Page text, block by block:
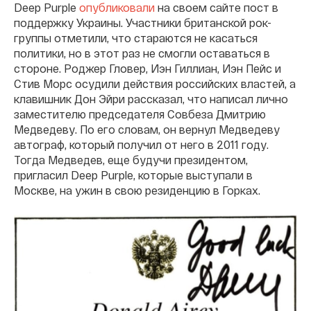
Deep Purple опубликовали на своем сайте пост в
поддержку Украины. Участники британской рок-
группы отметили, что стараются не касаться
политики, но в этот раз не смогли оставаться в
стороне. Роджер Гловер, Иэн Гиллиан, Иэн Пейс и
Стив Морс осудили действия российских властей, а
клавишник Дон Эйри рассказал, что написал лично
заместителю председателя Совбеза Дмитрию
Медведеву. По его словам, он вернул Медведеву
автограф, который получил от него в 2011 году.
Тогда Медведев, еще будучи президентом,
пригласил Deep Purple, которые выступали в
Москве, на ужин в свою резиденцию в Горках.